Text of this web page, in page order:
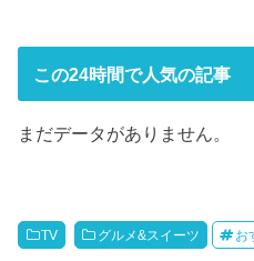
この24時間で人気の記事
まだデータがありません。
TV グルメ&スイーツ お